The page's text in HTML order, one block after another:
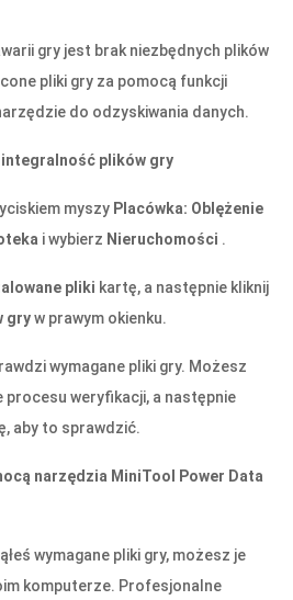
gry jest brak niezbędnych plików
pliki gry za pomocą funkcji
do odzyskiwania danych.
plików gry
myszy Placówka: Oblężenie
i wybierz Nieruchomości .
pliki kartę, a następnie kliknij
gryw prawym okienku.
wymagane pliki gry. Możesz
procesu weryfikacji, a następnie
aby to sprawdzić.
narzędzia MiniTool Power Data
wymagane pliki gry, możesz je
komputerze. Profesjonalne